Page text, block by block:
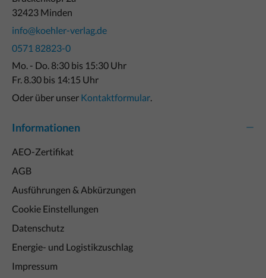
32423 Minden
info@koehler-verlag.de
0571 82823-0
Mo. - Do. 8:30 bis 15:30 Uhr
Fr. 8.30 bis 14:15 Uhr
Oder über unser Kontaktformular
Informationen
AEO-Zertifikat
AGB
Ausführungen & Abkürzungen
Cookie Einstellungen
Datenschutz
Energie- und Logistikzuschlag
Impressum